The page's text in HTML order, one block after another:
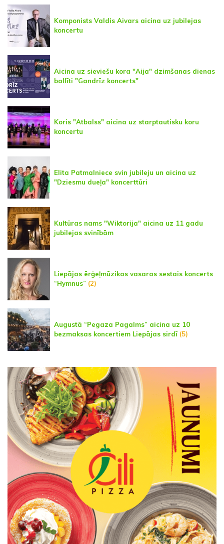
Komponists Valdis Aivars aicina uz jubilejas
koncertu
Aicina uz sieviešu kora "Aija" dzimšanas dienas
ballīti "Gandrīz koncerts"
Koris "Atbalss" aicina uz starptautisku koru
koncertu
Elita Patmalniece svin jubileju un aicina uz
"Dziesmu dueļa" koncerttūri
Kultūras nams "Wiktorija" aicina uz 11 gadu
jubilejas svinībām
Liepājas ērģeļmūzikas vasaras sestais koncerts
“Hymnus” (2)
Augustā “Pegaza Pagalms” aicina uz 10
bezmaksas koncertiem Liepājas sirdī (5)